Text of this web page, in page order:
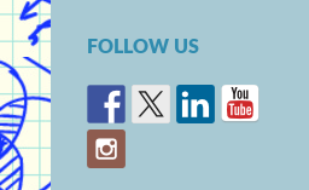
FOLLOW US